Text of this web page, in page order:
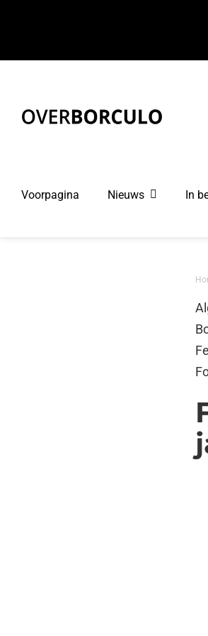
Voorpagina Nieuws In